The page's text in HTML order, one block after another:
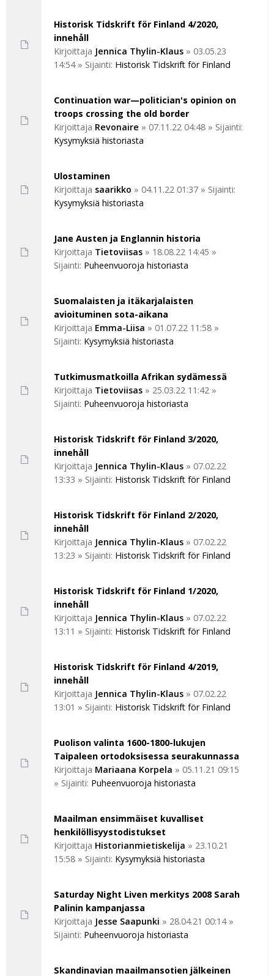
Historisk Tidskrift för Finland 4/2020,
innehåll
Kirjoittaja Jennica Thylin-Klaus » 03.05.23
14:54» Sijainti: Historisk Tidskrift för Finland
Continuation war—politician's opinion on
troops crossing the old border
Kirjoittaja Revonaire » 07.11.22 04:48 » Sijainti:
Kysymyksiä historiasta
Ulostaminen
Kirjoittaja saarikko » 04.11.22 01:37 » Sijainti:
Kysymyksiä historiasta
Jane Austen ja Englannin historia
Kirjoittaja Tietoviisas » 18.08.22 14:45 »
Sijainti: Puheenvuoroja historiasta
Suomalaisten ja itäkarjalaisten
avioituminen sota-aikana
Kirjoittaja Emma-Liisa » 01.07.22 11:58 »
Sijainti: Kysymyksiä historiasta
Tutkimusmatkoilla Afrikan sydämessä
Kirjoittaja Tietoviisas » 25.03.22 11:42 »
Sijainti: Puheenvuoroja historiasta
Historisk Tidskrift för Finland 3/2020,
innehåll
Kirjoittaja Jennica Thylin-Klaus » 07.02.22
13:33 » Sijainti: Historisk Tidskrift för Finland
Historisk Tidskrift för Finland 2/2020,
innehåll
Kirjoittaja Jennica Thylin-Klaus » 07.02.22
13:23 » Sijainti: Historisk Tidskrift för Finland
Historisk Tidskrift för Finland 1/2020,
innehåll
Kirjoittaja Jennica Thylin-Klaus » 07.02.22
13:11 » Sijainti: Historisk Tidskrift för Finland
Historisk Tidskrift för Finland 4/2019,
innehåll
Kirjoittaja Jennica Thylin-Klaus » 07.02.22
13:01 » Sijainti: Historisk Tidskrift för Finland
Puolison valinta 1600-1800-lukujen
Taipaleen ortodoksisessa seurakunnassa
Kirjoittaja Mariaana Korpela » 05.11.21 09:15
» Sijainti: Puheenvuoroja historiasta
Maailman ensimmäiset kuvalliset
henkilöllisyystodistukset
Kirjoittaja Historianmietiskelija » 23.10.21
15:58 » Sijainti: Kysymyksiä historiasta
Saturday Night Liven merkitys 2008 Sarah
Palinin kampanjassa
Kirjoittaja Jesse Saapunki » 28.04.21 00:14»
Sijainti: Puheenvuoroja historiasta
Skandinavian maailmansotien jälkeinen